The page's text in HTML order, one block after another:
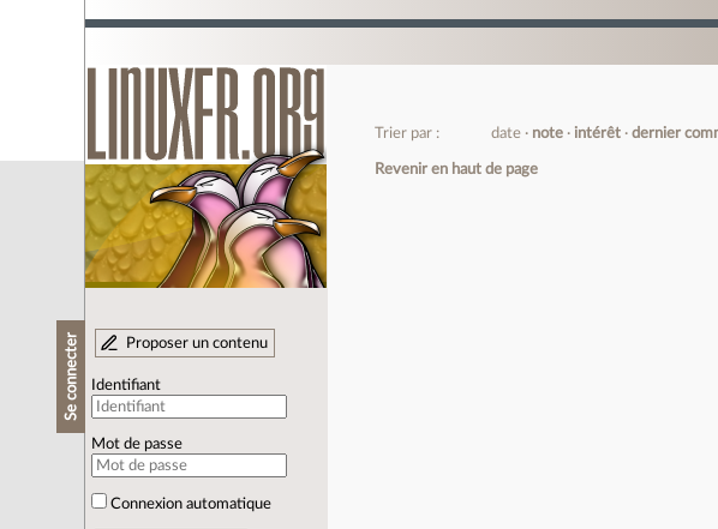
Se connecter Proposer un contenu
Identifiant
Mot de passe
Connexion automatique
Trier par : date note intérêt dernier
Revenir en haut de page